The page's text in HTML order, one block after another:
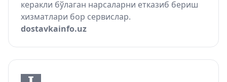
керакли бўлаган нарсаларни етказиб бериш
хизматлари бор сервислар.
dostavkainfo.uz